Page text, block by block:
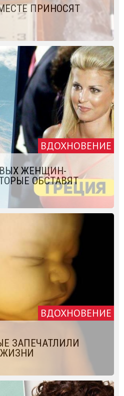
ПРИНОСЯТ
ВДОХНОВЕНИЕ
ЖЕНЩИН-
ОБСТАВЯТ
ВДОХНОВЕНИЕ
ЗАПЕЧАТЛИЛИ